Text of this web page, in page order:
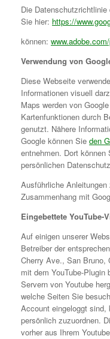
Die
Sie hier: https://
können:
Verwendung von
Diese Webseite
Informationen visuell
Maps werden von
Kartenfunktionen durch
genutzt. Nähere
Google können Sie den
entnehmen. Dort
persönlichen
Ausführliche Anleitungen
Zusammenhang mit
Eingebettete YouTube-
Auf einigen unserer
Betreiber der
Cherry Ave., San Bruno,
mit dem YouTube-Plugin
Servern von Youtube
welche Seiten Sie
Account eingeloggt sind,
persönlich zuzuordnen.
vorher aus Ihrem